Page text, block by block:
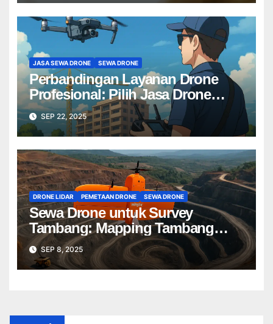
JASA SEWA DRONE SEWA DRONE
Perbandingan Layanan Drone
Profesional: Pilih Jasa Drone
Terbaik untuk Proyek Anda
SEP 22, 2025
DRONE LIDAR PEMETAAN DRONE SEWA DRONE
Sewa Drone untuk Survey
Tambang: Mapping Tambang
Profesional Lebih Cepat & Akurat
SEP 8, 2025